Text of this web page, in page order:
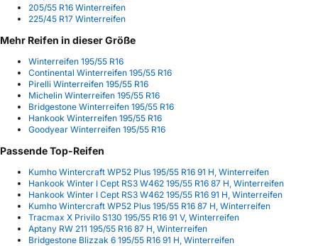
205/55 R16 Winterreifen
225/45 R17 Winterreifen
Mehr Reifen in dieser Größe
Winterreifen 195/55 R16
Continental Winterreifen 195/55 R16
Pirelli Winterreifen 195/55 R16
Michelin Winterreifen 195/55 R16
Bridgestone Winterreifen 195/55 R16
Hankook Winterreifen 195/55 R16
Goodyear Winterreifen 195/55 R16
Passende Top-Reifen
Kumho Wintercraft WP52 Plus 195/55 R16 91 H, Winterreifen
Hankook Winter I Cept RS3 W462 195/55 R16 87 H, Winterreifen
Hankook Winter I Cept RS3 W462 195/55 R16 91 H, Winterreifen
Kumho Wintercraft WP52 Plus 195/55 R16 87 H, Winterreifen
Tracmax X Privilo S130 195/55 R16 91 V, Winterreifen
Aptany RW 211 195/55 R16 87 H, Winterreifen
Bridgestone Blizzak 6 195/55 R16 91 H, Winterreifen